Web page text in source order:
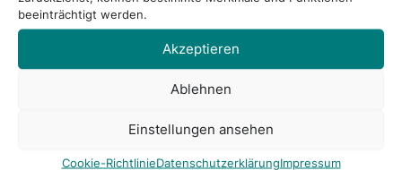
beeinträchtigt werden.
Akzeptieren
Ablehnen
Einstellungen ansehen
Cookie-RichtlinieDatenschutzerklärungImpressum